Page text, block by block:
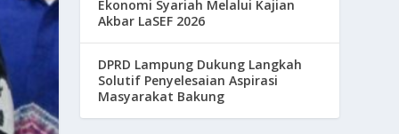
Ekonomi Syariah Melalui Kajian
Akbar LaSEF 2026
DPRD Lampung Dukung Langkah
Solutif Penyelesaian Aspirasi
Masyarakat Bakung